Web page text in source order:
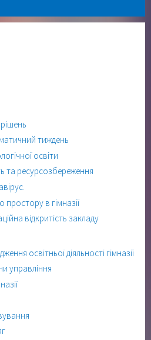
тиждень
освіти
та ресурсозбереження
простору в гімназії
відкритість закладу
освітньої діяльності гімназії
управління